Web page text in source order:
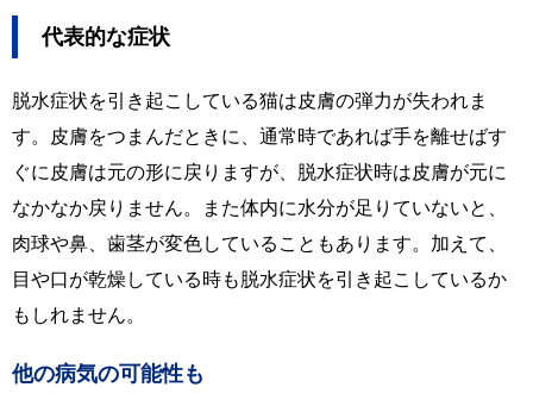
代表的な症状
脱水症状を引き起こしている猫は皮膚の弾力が失われま
す。皮膚をつまんだときに、通常時であれば手を離せばす
ぐに皮膚は元の形に戻りますが、脱水症状時は皮膚が元に
なかなか戻りません。また体内に水分が足りていないと、
肉球や鼻、歯茎が変色していることもあります。加えて、
目や口が乾燥している時も脱水症状を引き起こしているか
もしれません。
他の病気の可能性も